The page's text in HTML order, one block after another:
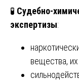
🧪 Судебно-
экспертизы:
вещества,